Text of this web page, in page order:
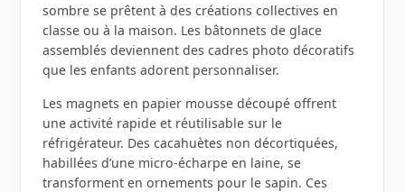
sombre se prêtent à des créations collectives en
classe ou à la maison. Les bâtonnets de glace
assemblés deviennent des cadres photo décoratifs
que les enfants adorent personnaliser.
Les magnets en papier mousse découpé offrent
une activité rapide et réutilisable sur le
réfrigérateur. Des cacahuètes non décortiquées,
habillées d’une micro‑écharpe en laine, se
transforment en ornements pour le sapin. Ces